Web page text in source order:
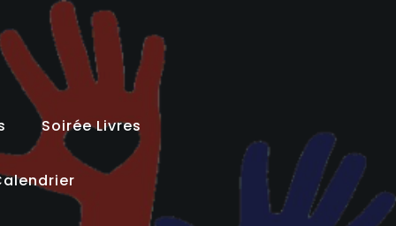
Soirée Livres